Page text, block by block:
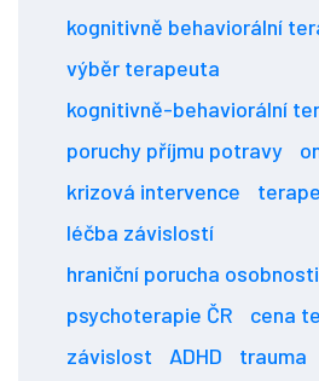
kognitivně behaviorální
výběr terapeuta
kognitivně-behaviorální
poruchy příjmu potravy
krizová intervence
léčba závislostí
hraniční porucha osobnosti
psychoterapie ČR
cena
závislost
ADHD
trauma